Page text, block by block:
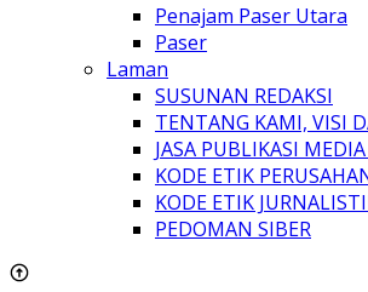
Penajam Paser Utara
Paser
Laman
SUSUNAN REDAKSI
TENTANG KAMI, VISI
JASA PUBLIKASI
KODE ETIK
KODE ETIK
PEDOMAN SIBER